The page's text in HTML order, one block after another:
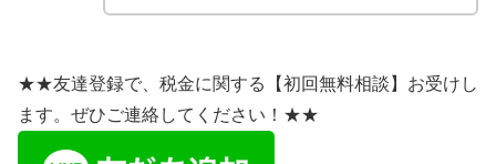
★★友達登録で、税金に関する【初回無料相談】お受けし
ます。ぜひご連絡してください！★★